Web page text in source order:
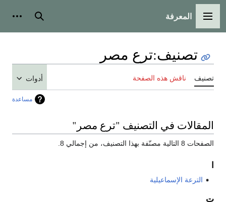
القائمة الرئيسية
المعرفة بحث
تصنيف:ترع مصر
تصنيف ناقش هذه الصفحة أدوات
مساعدة
المقالات في التصنيف "ترع مصر"
الصفحات 8 التالية مصنّفة بهذا التصنيف، من إجمالي 8.
الترعة الإسماعيلية
ت